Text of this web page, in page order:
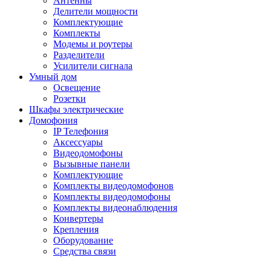
Делители мощности
Комплектующие
Комплекты
Модемы и роутеры
Разделители
Усилители сигнала
Умный дом
Освещение
Розетки
Шкафы электрические
Домофония
IP Телефония
Аксессуары
Видеодомофоны
Вызывные панели
Комплектующие
Комплекты видеодомофонов
Комплекты видеодомофоны
Комплекты видеонаблюдения
Конвертеры
Крепления
Оборудование
Средства связи